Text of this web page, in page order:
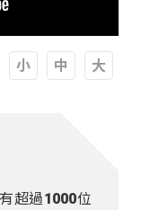
超過1000位